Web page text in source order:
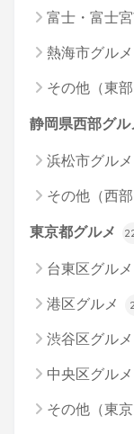
富士・富士
熱海市グルメ
その他（東部
静岡県西部グル
浜松市グルメ
その他（西部
東京都グルメ
台東区グルメ
港区グルメ
渋谷区グルメ
中央区グルメ
その他（東京